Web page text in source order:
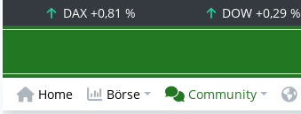
DAX +0,81 % DOW+0,29 %
Home Börse Community